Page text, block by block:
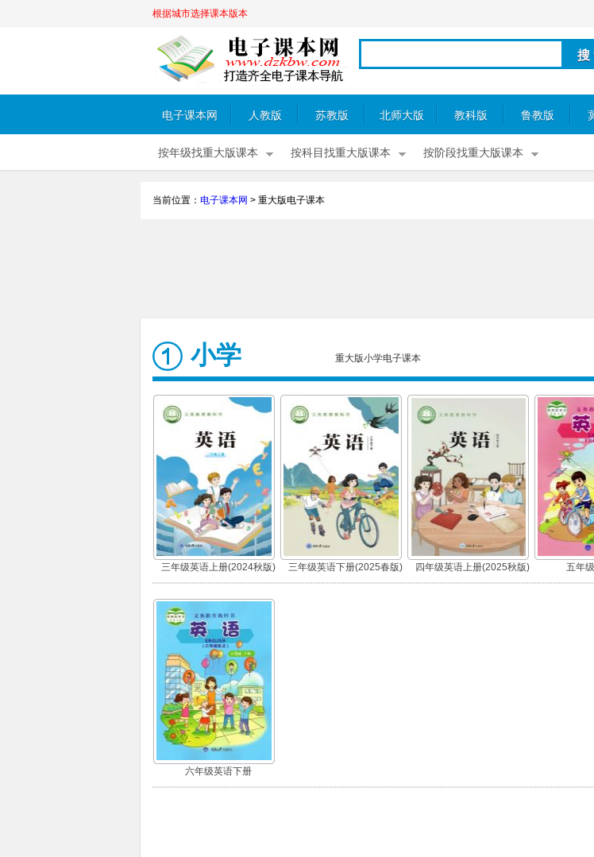
根据城市选择课本版本
电子课本网 人教版 苏教版 北师大版 教科版 鲁教版
按年级找重大版课本 按科目找重大版课本 按阶段找重大版课本
当前位置： 电子课本网 > 重大版电子课本
小学 重大版小学电子课本
三年级英语上册(2024秋版) 三年级英语下册(2025春版) 四年级英语上册(2025秋版) 五年
六年级英语下册